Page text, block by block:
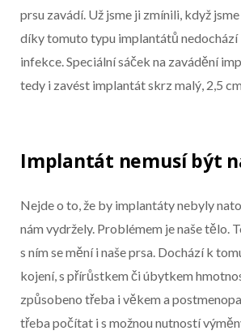
prsu zavádí. Už jsme ji zmínili, když
díky tomuto typu implantátů nedochází
infekce. Speciální sáček na zavádění
tedy i zavést implantát skrz malý, 2,5
Implantát nemusí být
Nejde o to, že by implantáty nebyly
nám vydržely. Problémem je naše tělo.
s ním se mění i naše prsa. Dochází k
kojení, s přírůstkem či úbytkem
způsobeno třeba i věkem a
třeba počítat i s možnou nutností